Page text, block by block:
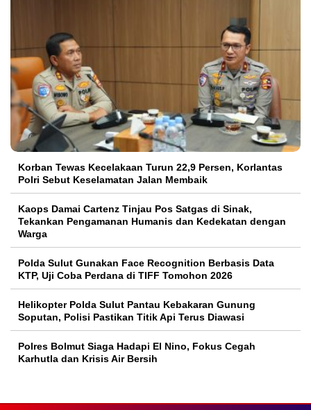
Korban Tewas Kecelakaan Turun 22,9 Persen, Korlantas
Polri Sebut Keselamatan Jalan Membaik
Kaops Damai Cartenz Tinjau Pos Satgas di Sinak,
Tekankan Pengamanan Humanis dan Kedekatan dengan
Warga
Polda Sulut Gunakan Face Recognition Berbasis Data
KTP, Uji Coba Perdana di TIFF Tomohon 2026
Helikopter Polda Sulut Pantau Kebakaran Gunung
Soputan, Polisi Pastikan Titik Api Terus Diawasi
Polres Bolmut Siaga Hadapi El Nino, Fokus Cegah
Karhutla dan Krisis Air Bersih